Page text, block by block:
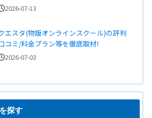
2026-07-13
エスタ(物販オンラインスクール)の評判
コミ/料金プラン等を徹底取材!
2026-07-03
探す